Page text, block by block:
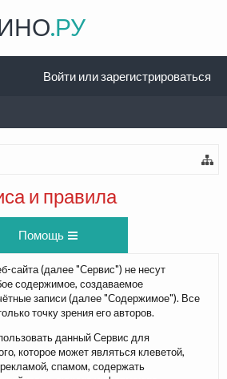
и правила
Помощь
сайта (далее "Сервис") не несут
содержимое, создаваемое
записи (далее "Содержимое"). Все
точку зрения его авторов.
данный Сервис для
которое может являться клеветой,
спамом, содержать
.РУ
Войти или зарегистрироваться